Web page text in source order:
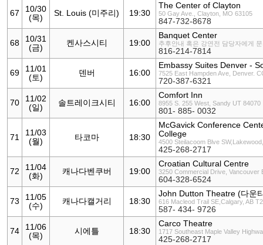
67
10/30
(목)
St. Louis (미주리) 19:30
The Center of Clayton
50 Gay Ave., Clayton, MO 63105
847-732-8678
68
10/31
(금)
켄사스시티 19:00
Banquet Center
추후안내 혹은 강연전 담당자에게
816-214-7814
69
11/01
(토)
덴버 16:00
Embassy Suites Denver -
7525 East Hampden Ave, Denver.
720-387-6321
70
11/02
(일)
솔트레이크시티 16:00
Comfort Inn
8955 S. 255 West, Sandy UT 84070
801- 885- 0032
71
11/03
(월)
타코마 18:30
McGavick Conference
College
4500 Steilacoom Blve
425-268-2717
72
11/04
(화)
캐나다벤쿠버 19:00
Croatian Cultural Centre
3250 Commercial Drive, Vancouver
604-328-6524
73
11/05
(수)
캐나다캘거리 18:30
John Dutton Theatre (다운
616 Macleod Trail SE,Calgary, AB
587- 434- 9726
74
11/06
(목)
시에틀 18:30
Carco Theatre
1717 Southeast Maple Valley
425-268-2717